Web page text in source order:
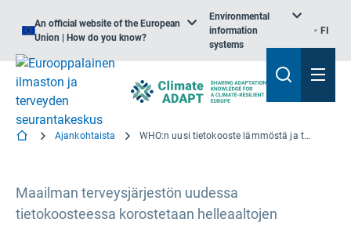
An official website of the European
Union | How do you know?
Environmental
information
systems
FI
Ajankohtaista WHO:n uusi tietokooste lämmöstä ja terveydestä
Maailman terveysjärjestön uudessa
tietokoosteessa korostetaan helleaaltojen